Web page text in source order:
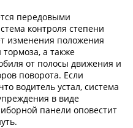
передовыми
контроля степени
изменения положения
тормоза, а также
от полосы движения и
поворота. Если
водитель устал, система
в виде
панели оповестит